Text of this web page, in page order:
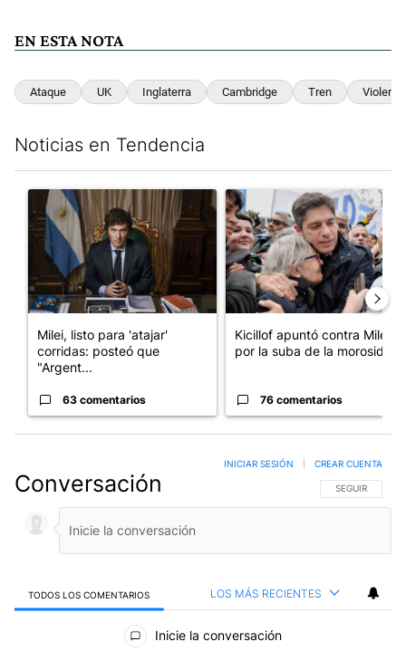
EN ESTA NOTA
Ataque UK Inglaterra Cambridge Tren
Noticias en Tendencia
Un artículo de tendencia con el título "Milei, listo para 'atajar'
Milei, listo para 'atajar'
corridas: posteó que
"Argent...
63 comentarios
Un artículo de tendencia con
Kicillof apuntó contra Milei
por la suba de la morosida...
76 comentarios
Conversación SIGA ESTA
SEGUIR
INICIAR SESIÓN CREAR CUENTA
TODOS LOS COMENTARIOS LOS MÁS RECIENTES
Todos los comentarios
Inicie la conversación